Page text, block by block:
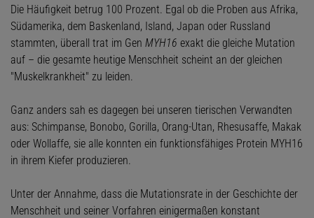
Die Häufigkeit betrug 100 Prozent. Egal ob die Proben aus Afrika,
Südamerika, dem Baskenland, Island, Japan oder Russland
stammten, überall trat im Gen MYH16 exakt die gleiche Mutation
auf – die gesamte heutige Menschheit scheint an der gleichen
"Muskelkrankheit" zu leiden.
Ganz anders sah es dagegen bei unseren tierischen Verwandten
aus: Schimpanse, Bonobo, Gorilla, Orang-Utan, Rhesusaffe, Makak
oder Wollaffe, sie alle konnten ein funktionsfähiges Protein MYH16
in ihrem Kiefer produzieren.
Unter der Annahme, dass die Mutationsrate in der Geschichte der
Menschheit und seiner Vorfahren einigermaßen konstant